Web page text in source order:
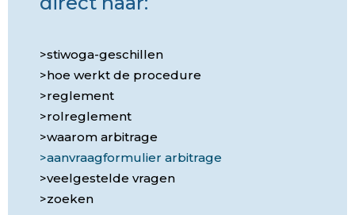
stiwoga-geschillen
hoe werkt de procedure
reglement
rolreglement
waarom arbitrage
aanvraagformulier arbitrage
veelgestelde vragen
zoeken